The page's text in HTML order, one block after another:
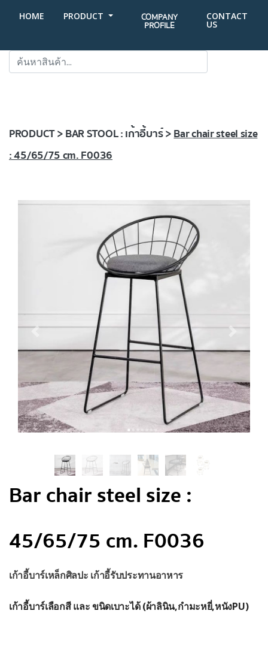
HOME PRODUCT COMPANY
PROFILE
CONTACT
US
PRODUCT > BAR STOOL : เก้าอี้บาร์ >Bar chair steel size
: 45/65/75 cm. F0036
Bar chair steel size :
45/65/75 cm. F0036
เก้าอี้บาร์เหล็กศิลปะ เก้าอี้รับประทานอาหาร
เก้าอี้บาร์เลือกสี และ ขนิดเบาะได้ (ผ้าลินิน,กำมะหยี่,หนังPU)